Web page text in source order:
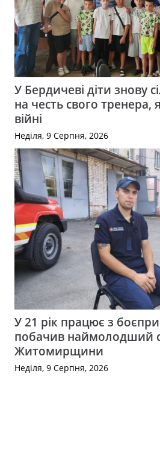
У Бердичеві діти знову
на честь свого тренера,
війні
Неділя, 9 Серпня, 2026
У 21 рік працює з
побачив наймолодший
Житомирщини
Неділя, 9 Серпня, 2026